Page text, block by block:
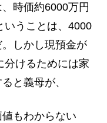
時価約6000万円
いうことは、4000
しかし現預金が
分けるためには家
と義母が、
値もわからない